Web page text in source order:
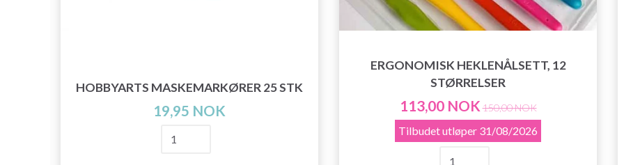
HOBBYARTS MASKEMARKØRER 25 STK
19,95 NOK
ERGONOMISK HEKLENÅLSETT, 12
STØRRELSER
113,00 NOK 150,00 NOK
Tilbudet utløper 31/08/2026